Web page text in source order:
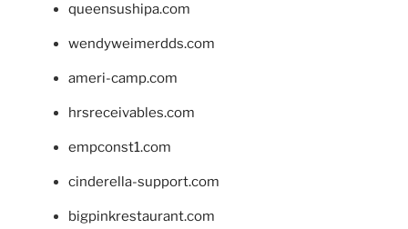
queensushipa.com
wendyweimerdds.com
ameri-camp.com
hrsreceivables.com
empconst1.com
cinderella-support.com
bigpinkrestaurant.com